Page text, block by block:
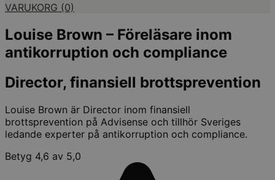
VARUKORG (0)
Louise Brown – Föreläsare inom
antikorruption och compliance
Director, finansiell brottsprevention
Louise Brown är Director inom finansiell
brottsprevention på Advisense och tillhör Sveriges
ledande experter på antikorruption och compliance.
Betyg 4,6 av 5,0